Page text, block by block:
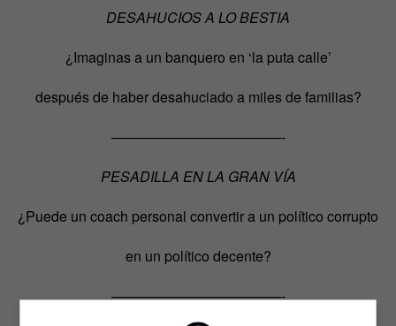
DESAHUCIOS A LO BESTIA
¿Imaginas a un banquero en ‘la puta calle’
después de haber desahuciado a miles de familias?
————————————-
PESADILLA EN LA GRAN VÍA
¿Puede un coach personal convertir a un político corrupto
en un político decente?
————————————-